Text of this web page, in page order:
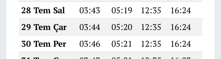
28 Tem Sal
03:43 05:19 12:35 16:24
29 Tem Çar
03:44 05:20 12:35 16:24
30 Tem Per
03:46 05:21 12:35 16:24